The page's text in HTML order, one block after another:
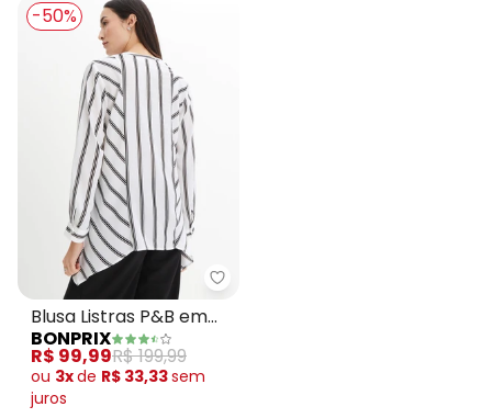
-50%
bonprix - Blusa Listras P&B em
Blusa Listras P&B em
Crepe Plano
BONPRIX
R$ 99,99R$ 199,99
ou 3xde R$ 33,33sem
juros